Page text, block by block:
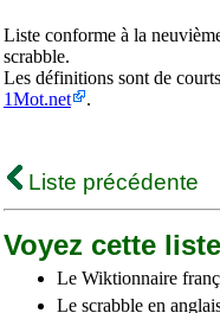
Liste conforme à la
scrabble.
Les définitions sont de
1Mot.net
.
Liste précédente
Voyez cette
Le Wiktionnaire
Le scrabble en